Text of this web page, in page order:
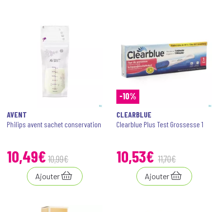
AVENT
Philips avent sachet conservation
10,49€ 10,99€
Ajouter
-10%
CLEARBLUE
Clearblue Plus Test Grossesse 1
10,53€ 11,70€
Ajouter